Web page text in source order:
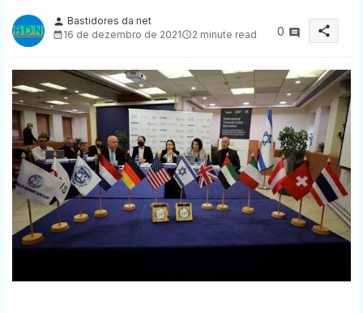
person Bastidores da net
16 de dezembro de 2021
2 minute read 0 share